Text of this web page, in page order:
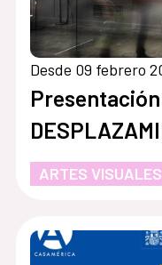
Desde 09 febrero
ARTES VISUALES